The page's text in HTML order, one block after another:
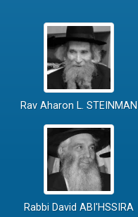
Rav Aharon L. STEINMAN
Rabbi David ABI'HSSIRA